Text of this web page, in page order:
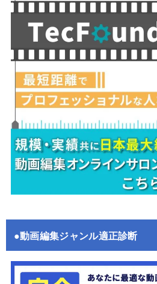
●動画編集ジャンル適正診断